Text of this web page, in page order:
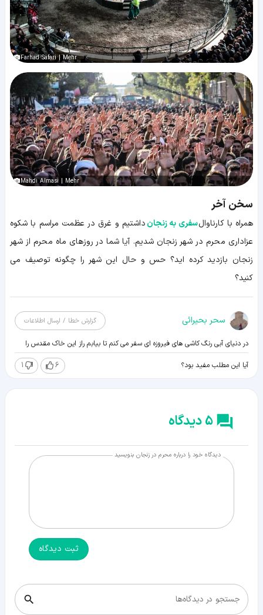
Farhad Safari | Mehr
Mahdi Almasi | Mehr
سخن آخر
همراه با کارناوالسفری به زنجانداشتیم و غرق در عظمت مراسم با شکوه
عزاداری محرم در شهر زنجان شدیم. آیا شما در روزهای ماه محرم از شهر
زنجان بازدید کرده اید؟ حس و حال این شهر را چگونه توصیف می
کنید؟
سحر بحیرائی گزارش خطا / ارسال اطلاعات
در دنیای آبی رنگ کاشی های فیروزه ای سفر می کنم تا بیابم راز این خاک مقدس را
آیا این مطلب مفید بود؟ 6
1
5 دیدگاه
دیدگاه خود را درباره محرم در زنجان بنویسید
ثبت دیدگاه
جستجو در دیدگاه‌ها